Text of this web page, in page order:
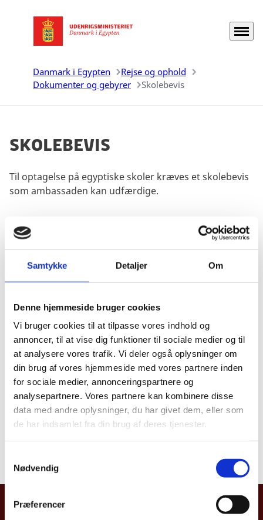
Samtykke Detaljer Om
Denne hjemmeside bruger cookies
Vi bruger cookies til at tilpasse vores indhold og
annoncer, til at vise dig funktioner til sociale medier og til
at analysere vores trafik. Vi deler også oplysninger om
din brug af vores hjemmeside med vores partnere inden
for sociale medier, annonceringspartnere og
analysepartnere. Vores partnere kan kombinere disse
data med andre oplysninger, du har givet dem, eller som
de har indsamlet fra din brug af deres tjenester.
m
Nødvendig
Præferencer
Gå til forsiden Menu
Danmark i Egypten
Rejse og ophold
Dokumenter og gebyrer
Skolebevis
Skolebevis
Til optagelse på egyptiske skoler kræves et skolebevis
som ambassaden kan udfærdige.
For at få udstedt skolebevis for et dansk barn, er det
en forudsætning, at der er meldt fraflytning fra
Danmark til folkeregistret i fraflytningskommunen,
frameldes Folkeregistret. Flyttemeddelelse eller
bopælsattest behørigt legaliseret af
Udenrigsministeriet skal fremvises, før ambassaden
kan udstede skolebevis . Flyttemeddelelse skal normalt
sendes til Folkeregistret senest 8 dage efter
fraflytning.
Skema til flyttemeddelelse kan downloades på
borger.dk . Du kan anmelde din flytning hos Post
Danmark eller hos pengeinstitutterne. Hvis du har en
Danmarks Ambassade, Egypten